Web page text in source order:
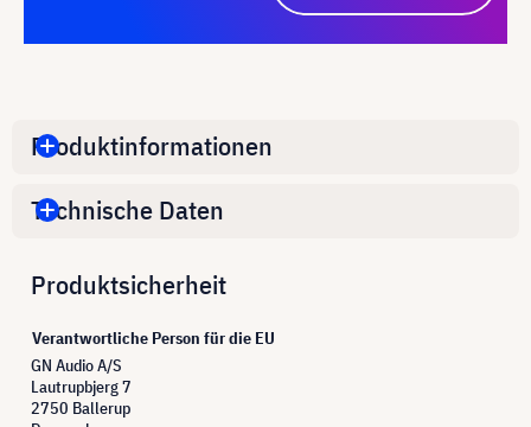
Produktinformationen
Technische Daten
Produktsicherheit
Verantwortliche Person für die EU
GN Audio A/S
Lautrupbjerg 7
2750 Ballerup